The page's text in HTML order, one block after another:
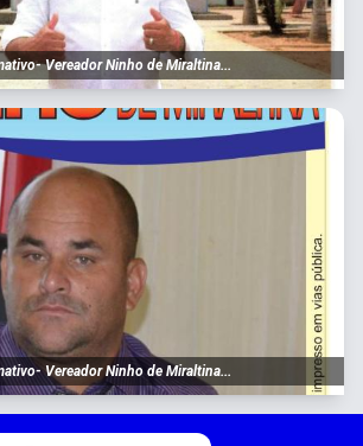
Vereador Ninho de Miraltina...
Vereador Ninho de Miraltina...